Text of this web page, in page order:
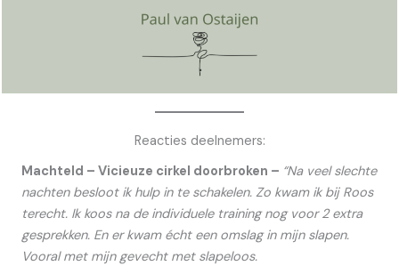
Reacties deelnemers:
Machteld – Vicieuze cirkel doorbroken – “Na veel slechte
nachten besloot ik hulp in te schakelen. Zo kwam ik bij Roos
terecht. Ik koos na de individuele training nog voor 2 extra
gesprekken. En er kwam écht een omslag in mijn slapen.
Vooral met mijn gevecht met slapeloos.